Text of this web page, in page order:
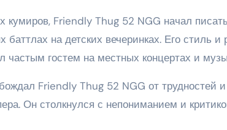
кумиров, Friendly Thug 52 NGG начал
баттлах на детских вечеринках. Его стиль
частым гостем на местных концертах и
Friendly Thug 52 NGG от трудностей
Он столкнулся с непониманием и